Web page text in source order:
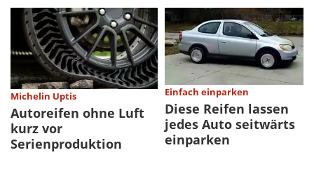
Michelin Uptis
Autoreifen ohne Luft
kurz vor
Serienproduktion
Einfach einparken
Diese Reifen lassen
jedes Auto seitwärts
einparken